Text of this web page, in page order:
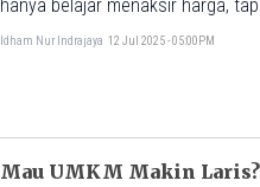
hanya belajar menaksir harga,
ia memastikan bahwa tingkat
Idham Nur Indrajaya 12 Jul 2025 - 05:00PM
Mau UMKM Makin